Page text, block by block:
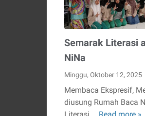
Kreatif
Semarak Literasi
NiNa
Minggu, Oktober 12, 2025
Membaca Ekspresif,
diusung Rumah Baca